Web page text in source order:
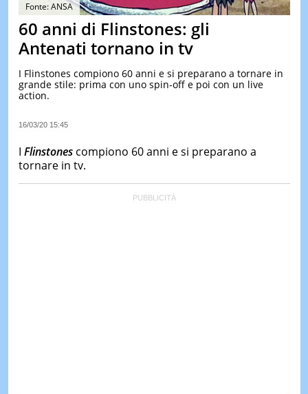
&
TEST
IERI
Fonte: ANSA
60 anni di Flinstones: gli
Antenati tornano in tv
I Flinstones compiono 60 anni e si preparano a tornare in
grande stile: prima con uno spin-off e poi con un live
action.
16/03/20 15:45
I Flinstonescompiono 60 anni e si preparano a
tornare in tv.